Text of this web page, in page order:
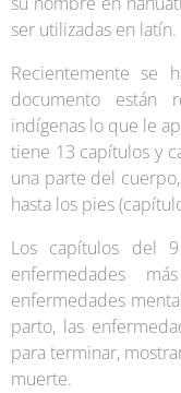
ser utilizadas en latín.
Recientemente se
documento están
indígenas lo que le
tiene 13 capítulos y
una parte del
hasta los pies
Los capítulos del
enfermedades
enfermedades
parto, las
para terminar,
muerte.